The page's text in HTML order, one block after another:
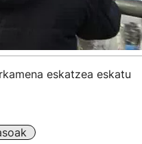
eskatzea eskatu